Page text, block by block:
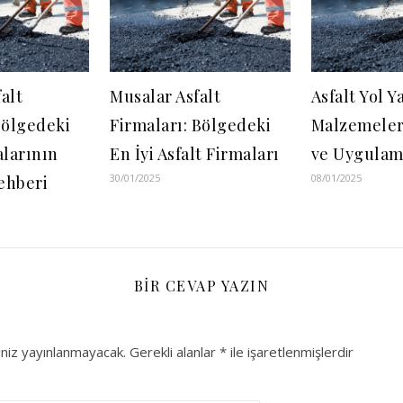
Musalar Asfalt
Firmaları: Bölgedeki
En İyi Asfalt Firmaları
30/01/2025
Asfalt Yol
ve
08/01/2025
BIR CEVAP YAZIN
yayınlanmayacak. Gerekli alanlar * ile işaretlenmişlerdir